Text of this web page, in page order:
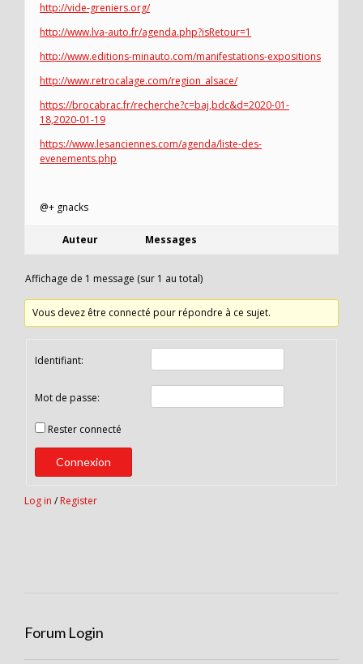
http://vide-greniers.org/
http://www.lva-auto.fr/agenda.php?isRetour=1
http://www.editions-minauto.com/manifestations-expositions
http://www.retrocalage.com/region_alsace/
https://brocabrac.fr/recherche?c=baj,bdc&d=2020-01-
18,2020-01-19
https://www.lesanciennes.com/agenda/liste-des-
evenements.php
@+ gnacks
Auteur Messages
Affichage de 1 message (sur 1 au total)
Vous devez être connecté pour répondre à ce sujet.
Identifiant:
Mot de passe:
Rester connecté
Connexion
Log in / Register
Forum Login